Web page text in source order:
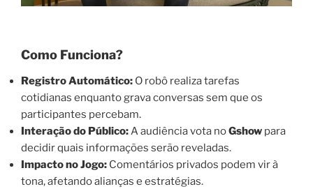
Como Funciona?
Registro Automático: O robô realiza tarefas
cotidianas enquanto grava conversas sem que os
participantes percebam.
Interação do Público:A audiência vota noGshow para
decidir quais informações serão reveladas.
Impacto no Jogo: Comentários privados podem vir à
tona, afetando alianças e estratégias.